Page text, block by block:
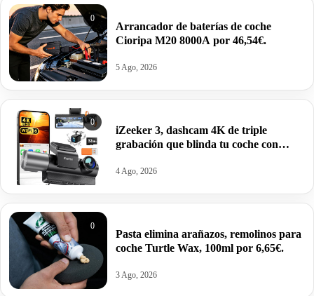
0
Arrancador de baterías de coche
Cioripa M20 8000A por 46,54€.
5 Ago, 2026
0
iZeeker 3, dashcam 4K de triple
grabación que blinda tu coche con
99,99€.
4 Ago, 2026
0
Pasta elimina arañazos, remolinos para
coche Turtle Wax, 100ml por 6,65€.
3 Ago, 2026